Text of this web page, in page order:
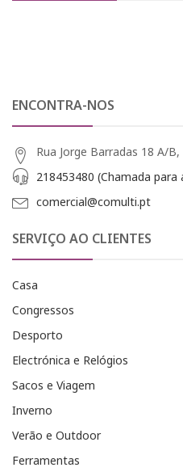
ENCONTRA-NOS
Rua Jorge Barradas 18 A/
218453480 (Chamada
comercial@comulti.pt
SERVIÇO AO CLIENTES
Casa
Congressos
Desporto
Electrónica e Relógios
Sacos e Viagem
Inverno
Verão e Outdoor
Ferramentas